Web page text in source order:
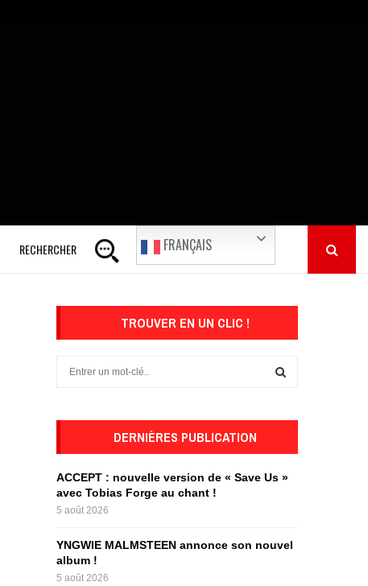
RECHERCHER FRANÇAIS
TROUVER EN UN CLIC !
o
r
:
DERNIÈRES PUBLICATION
ACCEPT : nouvelle version de « Save Us »
avec Tobias Forge au chant !
5 août 2026
YNGWIE MALMSTEEN annonce son nouvel
album !
5 août 2026